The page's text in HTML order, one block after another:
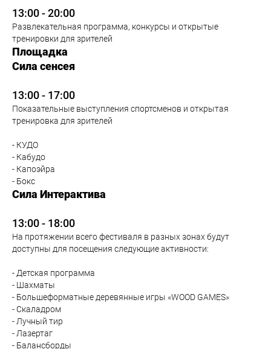
13:00 - 20:00
Развлекательная программа, конкурсы и открытые
тренировки для зрителей
Площадка
Сила сенсея
13:00 - 17:00
Показательные выступления спортсменов и открытая
тренировка для зрителей
- КУДО
- Кабудо
- Капоэйра
- Бокс
Сила Интерактива
13:00 - 18:00
На протяжении всего фестиваля в разных зонах будут
доступны для посещения следующие активности:
- Детская программа
- Шахматы
- Большеформатные деревянные игры «WOOD GAMES»
- Скаладром
- Лучный тир
- Лазертаг
- Балансборды